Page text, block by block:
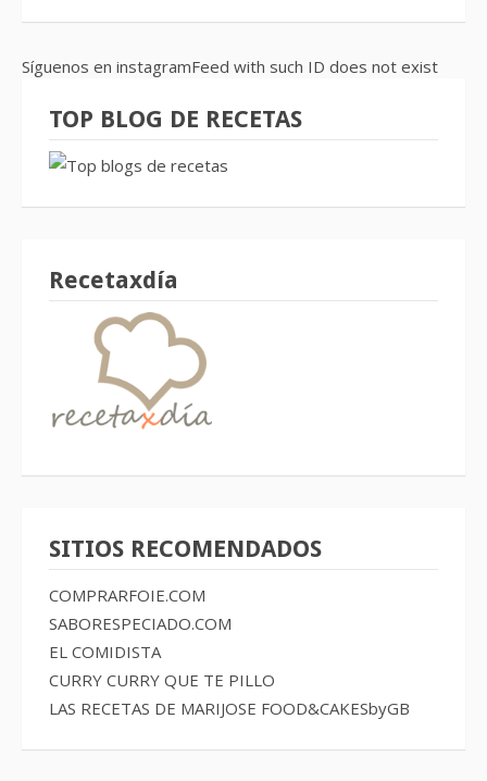
Síguenos en instagramFeed with such ID does not exist
TOP BLOG DE RECETAS
Recetaxdía
SITIOS RECOMENDADOS
COMPRARFOIE.COM
SABORESPECIADO.COM
EL COMIDISTA
CURRY CURRY QUE TE PILLO
LAS RECETAS DE MARIJOSE FOOD&CAKESbyGB